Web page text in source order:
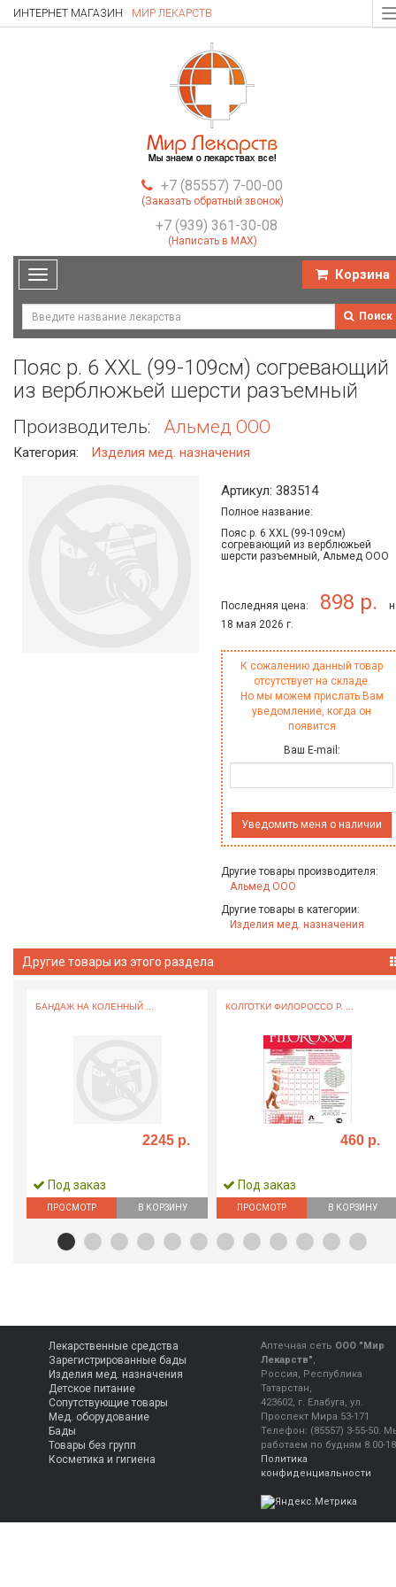
ИНТЕРНЕТ МАГАЗИН МИР ЛЕКАРСТВ
+7 (85557) 7-00-00
(Заказать обратный звонок)
+7 (939) 361-30-08
(Написать в MAX)
Toggle
navigation
Корзина
Поиск
Пояс р. 6 XXL (99-109см) согревающий
из верблюжьей шерсти разъемный
Производитель: Альмед ООО
Категория: Изделия мед. назначения
Артикул: 383514
Полное название:
Пояс р. 6 XXL (99-109см)
согревающий из верблюжьей
шерсти разъемный, Альмед ООО
Последняя цена: 898 р.
18 мая 2026 г.
К сожалению данный товар
отсутствует на складе.
Но мы можем прислать Вам
уведомление, когда он
появится
Ваш E-mail:
Уведомить меня о наличии
Другие товары производителя:
Альмед ООО
Другие товары в категории:
Изделия мед. назначения
Другие товары из этого раздела
БАНДАЖ НА КОЛЕННЫЙ ...
2245 р.
Под заказ
ПРОСМОТР В КОРЗИНУ
КОЛГОТКИ ФИЛОРОССО Р. ...
460 р.
Под заказ
ПРОСМОТР В КОРЗИНУ
Лекарственные средства
Зарегистрированные бады
Изделия мед. назначения
Детское питание
Сопутствующие товары
Мед. оборудование
Бады
Товары без групп
Косметика и гигиена
Аптечная сеть ООО "Мир
Лекарств",
Россия, Республика
Татарстан,
423602, г. Елабуга, ул.
Проспект Мира 53-171
Телефон: (85557) 3-55-50.
работаем по будням 8.00-
Политика
конфиденциальности